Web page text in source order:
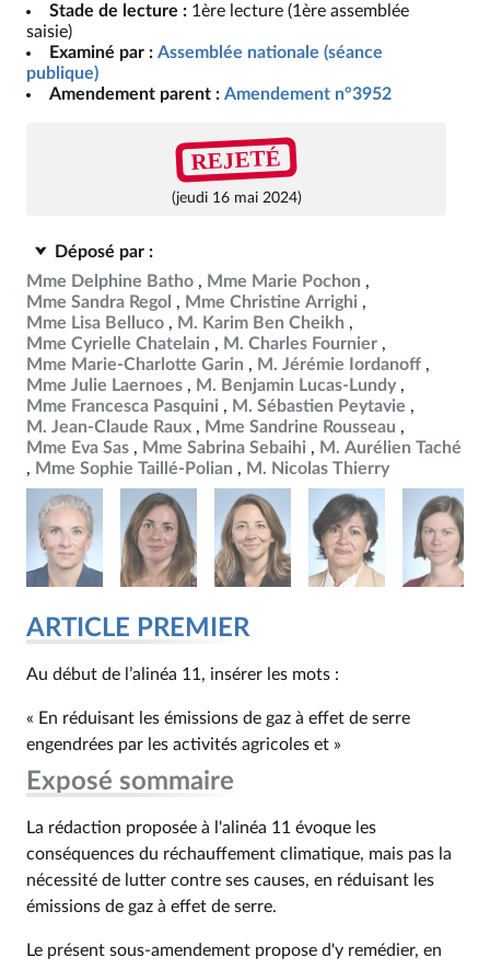
Stade de lecture : 1ère lecture (1ère assemblée
saisie)
Examiné par : Assemblée nationale (séance
publique)
Amendement parent : Amendement n°3952
REJETÉ
(jeudi 16 mai 2024)
Déposé par :
Mme Delphine Batho
Mme Marie Pochon
Mme Sandra Regol
Mme Christine Arrighi
Mme Lisa Belluco
M. Karim Ben Cheikh
Mme Cyrielle Chatelain
M. Charles Fournier
Mme Marie-Charlotte Garin
M. Jérémie Iordanoff
Mme Julie Laernoes
M. Benjamin Lucas-Lundy
Mme Francesca Pasquini
M. Sébastien Peytavie
M. Jean-Claude Raux
Mme Sandrine Rousseau
Mme Eva Sas
Mme Sabrina Sebaihi
M. Aurélien Taché
Mme Sophie Taillé-Polian
M. Nicolas Thierry
ARTICLE PREMIER
Au début de l’alinéa 11, insérer les mots :
« En réduisant les émissions de gaz à effet de serre
engendrées par les activités agricoles et »
Exposé sommaire
La rédaction proposée à l'alinéa 11 évoque les
conséquences du réchauffement climatique, mais pas la
nécessité de lutter contre ses causes, en réduisant les
émissions de gaz à effet de serre.
Le présent sous-amendement propose d'y remédier, en